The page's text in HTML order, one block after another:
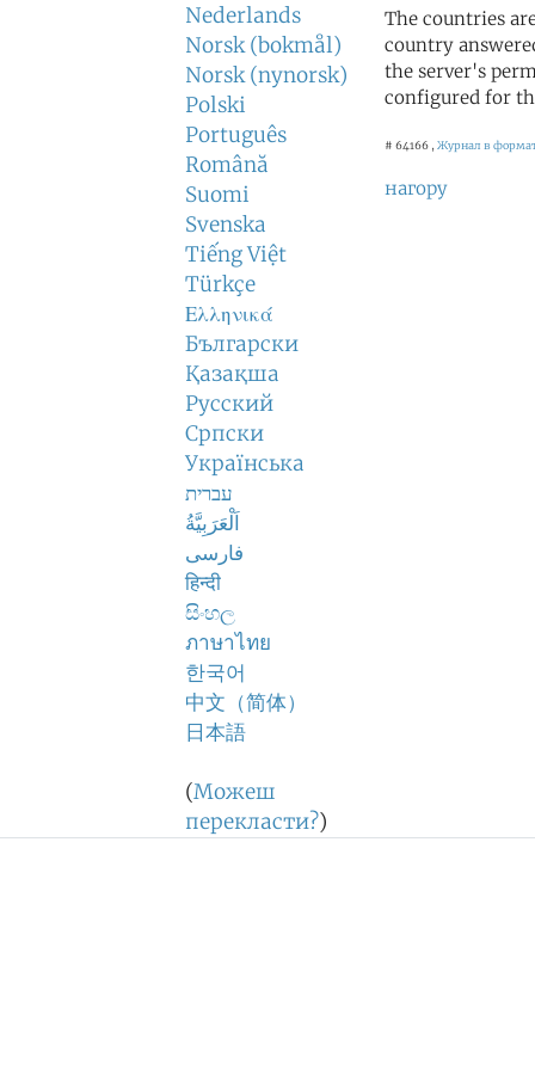
Nederlands
Norsk (bokmål)
Norsk (nynorsk)
Polski
Português
Română
Suomi
Svenska
Tiếng Việt
Türkçe
Ελληνικά
Български
Қазақша
Русский
Српски
Українська
עברית
اَلْعَرَبِيَّةُ
فارسی
हिन्दी
සිංහල
ภาษาไทย
한국어
中文（简体）
日本語
(Можеш
перекласти?)
The countries
country
the server's
configured for
# 64166 , Журнал в
нагору